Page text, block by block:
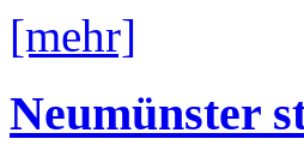
[mehr]
Neumünster